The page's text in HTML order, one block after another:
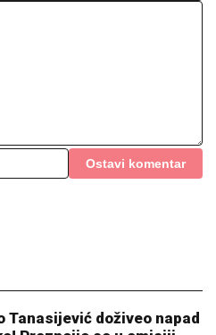
gradu u Srbiji
(82) KOJU JE UBIO
da obiđe sina, a on je